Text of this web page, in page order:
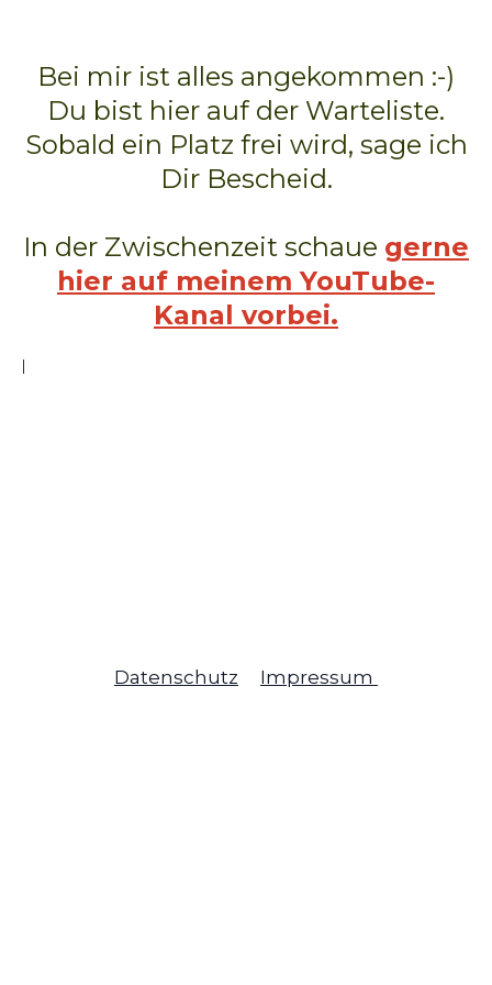
Bei mir ist alles angekommen :-)
Du bist hier auf der Warteliste.
Sobald ein Platz frei wird, sage ich
Dir Bescheid.
In der Zwischenzeit schaue gerne
hier auf meinem YouTube-
Kanal vorbei.
I
Datenschutz Impressum